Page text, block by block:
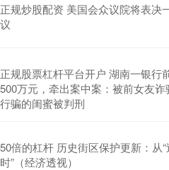
正规炒股配资 美国会众议院将表决
议
正规股票杠杆平台开户 湖南一银行
500万元，牵出案中案：被前女友
行骗的闺蜜被判刑
50倍的杠杆 历史街区保护更新：从“
时”（经济透视）